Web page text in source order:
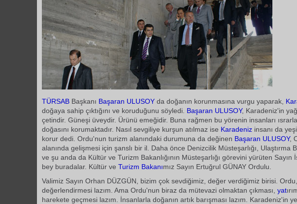
TÜRSAB Başkanı Başaran ULUSOY da doğanın korunmasına vurgu yaparak,
doğaya sahip çıktığını ve koruduğunu söyledi. Başaran ULUSOY, Karadeniz'in
çetindir. Güneşi üveydir. Ürünü emeğidir. Buna rağmen bu yörenin insanları
doğasını korumaktadır. Nasıl sevgiliye kurşun atılmaz ise Karadeniz insanı da
korur dedi. Ordu'nun turizm alanındaki durumuna da değinen Başaran ULUSOY,
alanında gelişmesi için şanslı bir il. Daha önce Denizcilik Müsteşarlığı, Ulaştırma
ve şu anda da Kültür ve Turizm Bakanlığının Müsteşarlığı görevini yürüten Sayın
bey buradalar. Kültür ve Turizm Bakanımız Sayın Ertuğrul GÜNAY Ordulu.
Valimiz Sayın Orhan DÜZGÜN, bizim çok sevdiğimiz, değer verdiğimiz birisi. Ordu,
değerlendirmesi lazım. Ama Ordu'nun biraz da mütevazi olmaktan çıkması, yat
harekete geçmesi lazım. İnsanlarla doğanın artık barışması lazım. Karadeniz'in